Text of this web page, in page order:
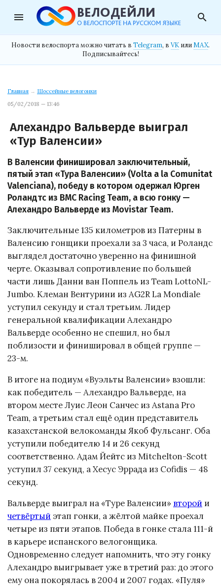
menu search
Новости велоспорта можно читать в Telegram, в VK илиMAX.
Подписывайтесь!
Главная → Шоссейные велогонки
05/02/2018 — 13:46
Алехандро Вальверде выиграл
«Тур Валенсии»
В Валенсии финишировал заключительный,
пятый этап «Тура Валенсии» (Volta a la Comunitat
Valenciana), победу в котором одержал Юрген
Роландтс из BMC Racing Team, а всю гонку —
Алехандро Вальверде из Movistar Team.
Заключительные 135 километров из Патерны в
Валенсию гонщики проехали за 3 часа, и Роландс
выглядел достаточно уверенно на финишной
черте. Оказывал сопротивление по большей
части лишь Данни ван Поппель из Team LottoNL-
Jumbo. Клеман Вентурини из AG2R La Mondiale
уступил секунду и стал третьим. Лидер
генеральной квалификации Алехандро
Вальверде особенно не спешил, но был
поблизости и финишировал в общей группе —
23-м.
В итоге на подиум «Вуэльты Валенсии» взошли:
как победитель — Алехандро Вальверде, на
втором месте Луис Леон Санчес из Astana Pro
Team, а третьим стал ещё один представитель
казахстанской велокоманды Якоб Фульсанг. Оба
уступили победителю 14 и 26 секунд
соответственно. Адам Йейтс из Mitchelton-Scott
уступил 37 секунд, а Хесус Эррада из Cofidis — 48
секунд.
Вальверде выиграл на «Туре Валенсии» второй и
четвёртый этап гонки, а жёлтой майке проехал
четыре из пяти этапов. Победа в гонке стала 111-й
в карьере испанского велогонщика.
Одновременно следует напомнить, что эту гонку
Алехандро выигрывает уже в третий раз: до этого
ему она покорялась в 2004 и 2007 годах. «Пуля»